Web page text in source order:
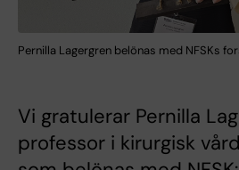
Pernilla Lagergren belönas med NFSKs
Vi gratulerar Pernilla
professor i kirurgisk